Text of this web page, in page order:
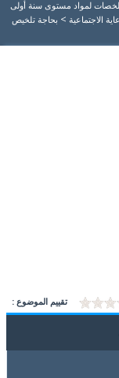
لمواد مستوى سنة أولى
> بحاجة تلخيص
تقييم الموضوع :